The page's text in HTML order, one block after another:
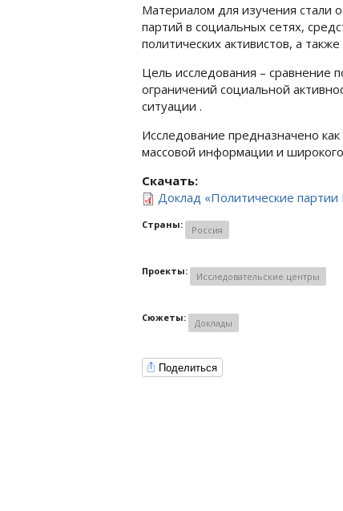
Материалом для изучения стали
партий в социальных сетях,
политических активистов, а
Цель исследования – сравнение
ограничений социальной
ситуации .
Исследование предназначено
массовой информации и
Скачать:
Доклад «Политические партии
Страны: Россия
Проекты: Исследовательские центры
Сюжеты: Доклады
Поделиться